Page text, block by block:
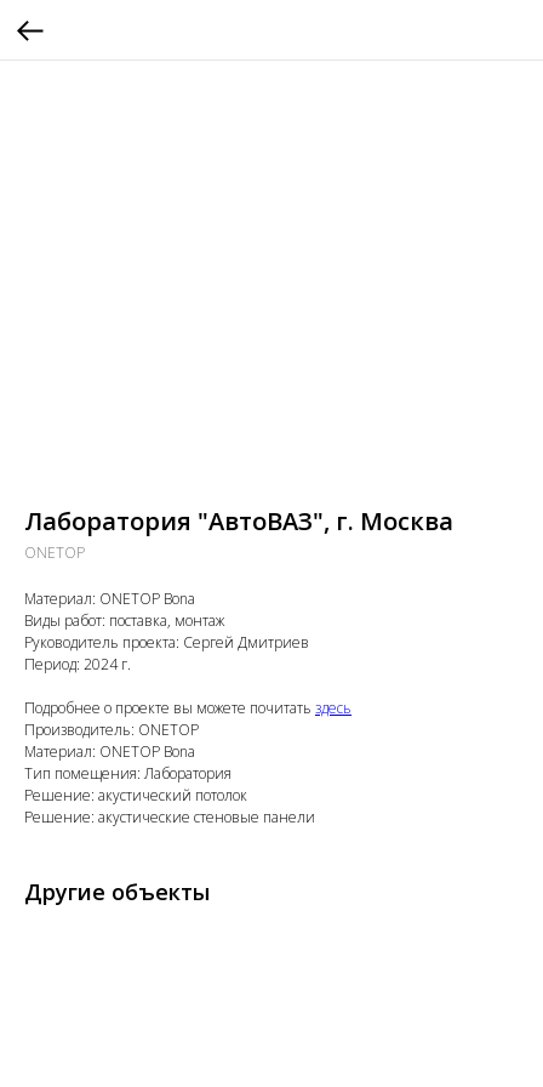
Лаборатория "АвтоВАЗ", г. Москва
ONETOP
Материал: ONETOP Bona
Виды работ: поставка, монтаж
Руководитель проекта: Сергей Дмитриев
Период: 2024 г.
Подробнее о проекте вы можете почитать здесь
Производитель: ONETOP
Материал: ONETOP Bona
Тип помещения: Лаборатория
Решение: акустический потолок
Решение: акустические стеновые панели
Другие объекты